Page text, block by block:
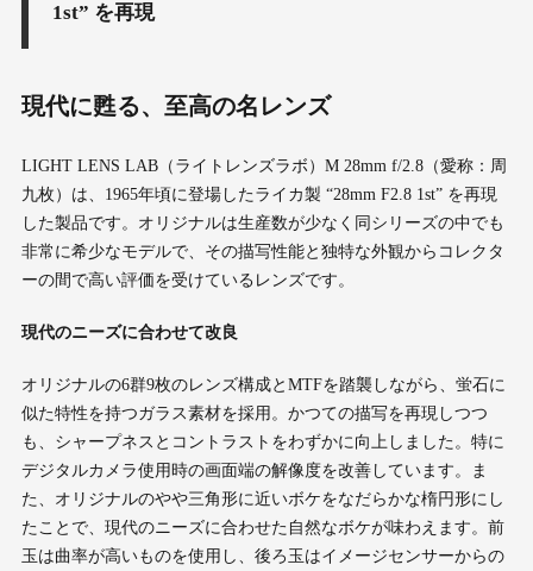
1st” を再現
現代に甦る、至高の名レンズ
LIGHT LENS LAB（ライトレンズラボ）M 28mm f/2.8（愛称：周
九枚）は、1965年頃に登場したライカ製 “28mm F2.8 1st” を再現
した製品です。オリジナルは生産数が少なく同シリーズの中でも
非常に希少なモデルで、その描写性能と独特な外観からコレクタ
ーの間で高い評価を受けているレンズです。
現代のニーズに合わせて改良
オリジナルの6群9枚のレンズ構成とMTFを踏襲しながら、蛍石に
似た特性を持つガラス素材を採用。かつての描写を再現しつつ
も、シャープネスとコントラストをわずかに向上しました。特に
デジタルカメラ使用時の画面端の解像度を改善しています。ま
た、オリジナルのやや三角形に近いボケをなだらかな楕円形にし
たことで、現代のニーズに合わせた自然なボケが味わえます。前
玉は曲率が高いものを使用し、後ろ玉はイメージセンサーからの